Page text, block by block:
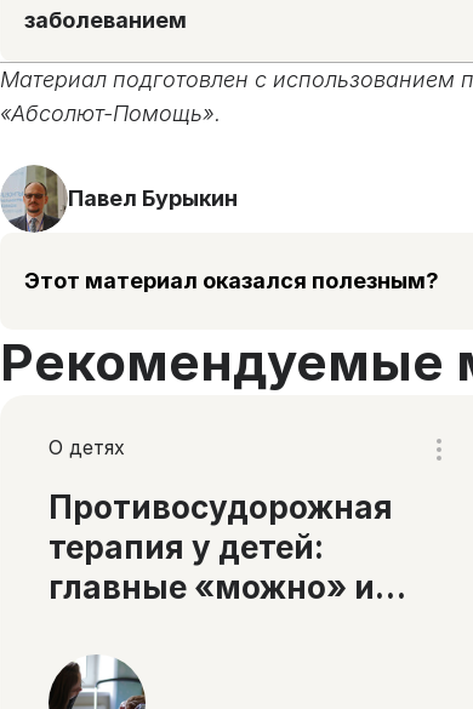
заболеванием
Материал подготовлен с использованием
«Абсолют-Помощь».
Павел Бурыкин
Этот материал оказался полезным?
Рекомендуемые
О детях
Противосудорожная
терапия у детей:
главные «можно» и